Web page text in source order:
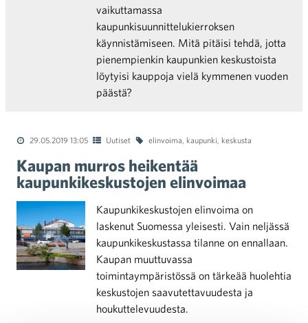
vaikuttamassa
kaupunkisuunnittelukierroksen
käynnistämiseen. Mitä pitäisi tehdä, jotta
pienempienkin kaupunkien keskustoista
löytyisi kauppoja vielä kymmenen vuoden
päästä?
29.05.2019 13:05 Uutiset elinvoima, kaupunki, keskusta
Kaupan murros heikentää
kaupunkikeskustojen elinvoimaa
Kaupunkikeskustojen elinvoima on
laskenut Suomessa yleisesti. Vain neljässä
kaupunkikeskustassa tilanne on ennallaan.
Kaupan muuttuvassa
toimintaympäristössä on tärkeää huolehtia
keskustojen saavutettavuudesta ja
houkuttelevuudesta.